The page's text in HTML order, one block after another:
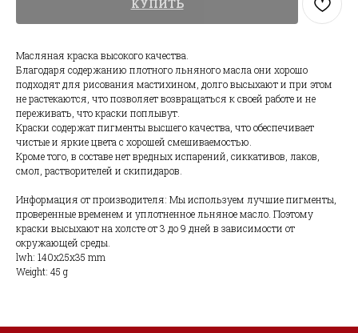
КУПИТЬ
Масляная краска высокого качества.
Благодаря содержанию плотного льняного масла они хорошо
подходят для рисования мастихином, долго высыхают и при этом
не растекаются, что позволяет возвращаться к своей работе и не
переживать, что краски поплывут.
Краски содержат пигменты высшего качества, что обеспечивает
чистые и яркие цвета с хорошей смешиваемостью.
Кроме того, в составе нет вредных испарений, сиккативов, лаков,
смол, растворителей и скипидаров.
Информация от производителя: Мы используем лучшие пигменты,
проверенные временем и уплотненное льняное масло. Поэтому
краски высыхают на холсте от 3 до 9 дней в зависимости от
окружающей среды.
lwh: 140x25x35 mm
Weight: 45 g